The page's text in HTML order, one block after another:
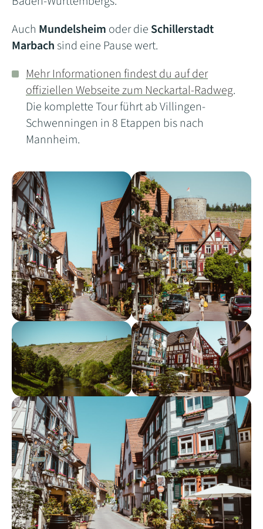
Auch Mundelsheim oder die Schillerstadt
Marbachsind eine Pause wert.
Mehr Informationen findest du auf der
offiziellen Webseite zum Neckartal-Radweg.
Die komplette Tour führt ab Villingen-
Schwenningen in 8 Etappen bis nach
Mannheim.